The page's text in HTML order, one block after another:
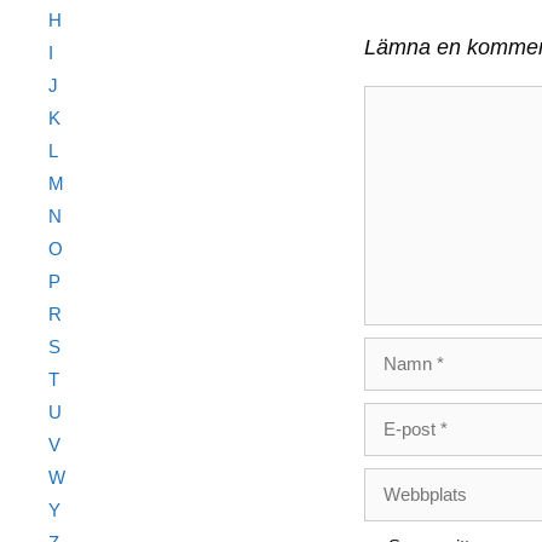
Lämna en
post
H
I
J
K
L
M
N
O
P
R
S
T
U
V
W
Y